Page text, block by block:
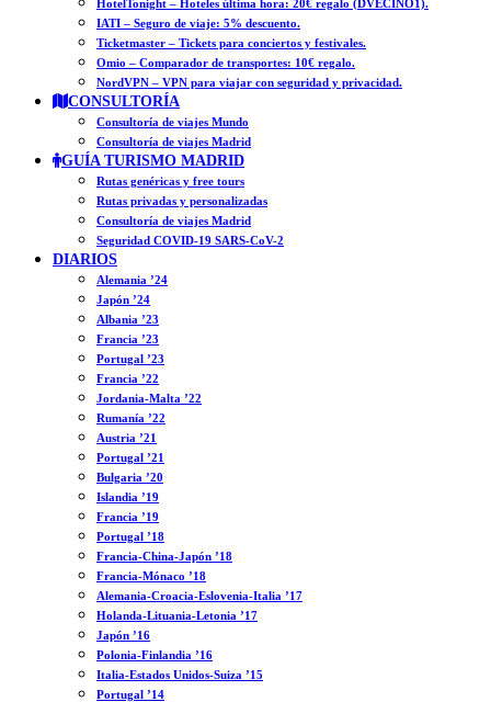
HotelTonight – Hoteles última hora: 20€ regalo (DVECINO1).
IATI – Seguro de viaje: 5% descuento.
Ticketmaster – Tickets para conciertos y festivales.
Omio – Comparador de transportes: 10€ regalo.
NordVPN – VPN para viajar con seguridad y privacidad.
CONSULTORÍA
Consultoría de viajes Mundo
Consultoría de viajes Madrid
GUÍA TURISMO MADRID
Rutas genéricas y free tours
Rutas privadas y personalizadas
Consultoría de viajes Madrid
Seguridad COVID-19 SARS-CoV-2
DIARIOS
Alemania ’24
Japón ’24
Albania ’23
Francia ’23
Portugal ’23
Francia ’22
Jordania-Malta ’22
Rumanía ’22
Austria ’21
Portugal ’21
Bulgaria ’20
Islandia ’19
Francia ’19
Portugal ’18
Francia-China-Japón ’18
Francia-Mónaco ’18
Alemania-Croacia-Eslovenia-Italia ’17
Holanda-Lituania-Letonia ’17
Japón ’16
Polonia-Finlandia ’16
Italia-Estados Unidos-Suiza ’15
Portugal ’14